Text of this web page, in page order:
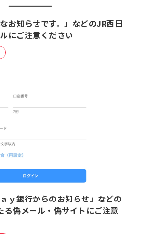
お知らせです。」などのJR西日
にご注意ください
ｙ銀行からのお知らせ」などの
る偽メール・偽サイトにご注意